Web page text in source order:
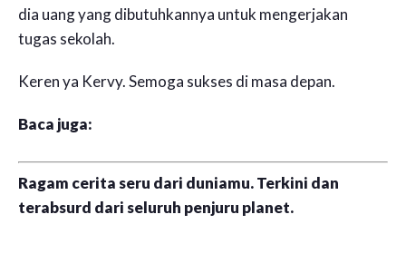
dia uang yang dibutuhkannya untuk mengerjakan
tugas sekolah.
Keren ya Kervy. Semoga sukses di masa depan.
Baca juga:
Ragam cerita seru dari duniamu. Terkini dan
terabsurd dari seluruh penjuru planet.